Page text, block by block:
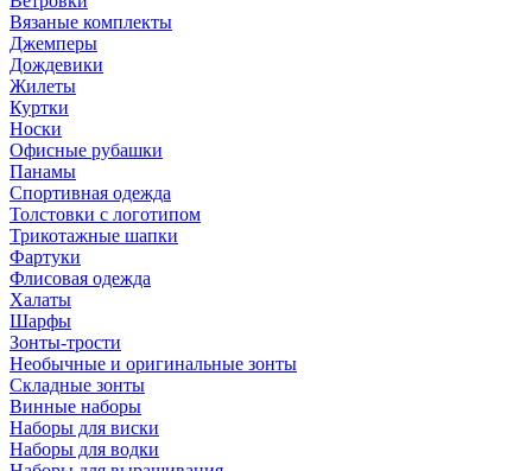
Вязаные комплекты
Джемперы
Дождевики
Жилеты
Куртки
Носки
Офисные рубашки
Панамы
Спортивная одежда
Толстовки с логотипом
Трикотажные шапки
Фартуки
Флисовая одежда
Халаты
Шарфы
Зонты-трости
Необычные и оригинальные зонты
Складные зонты
Винные наборы
Наборы для виски
Наборы для водки